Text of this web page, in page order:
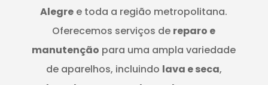
Alegre e toda a região metropolitana.
Oferecemos serviços de reparo e
manutenção para uma ampla variedade
de aparelhos, incluindo lava e seca,